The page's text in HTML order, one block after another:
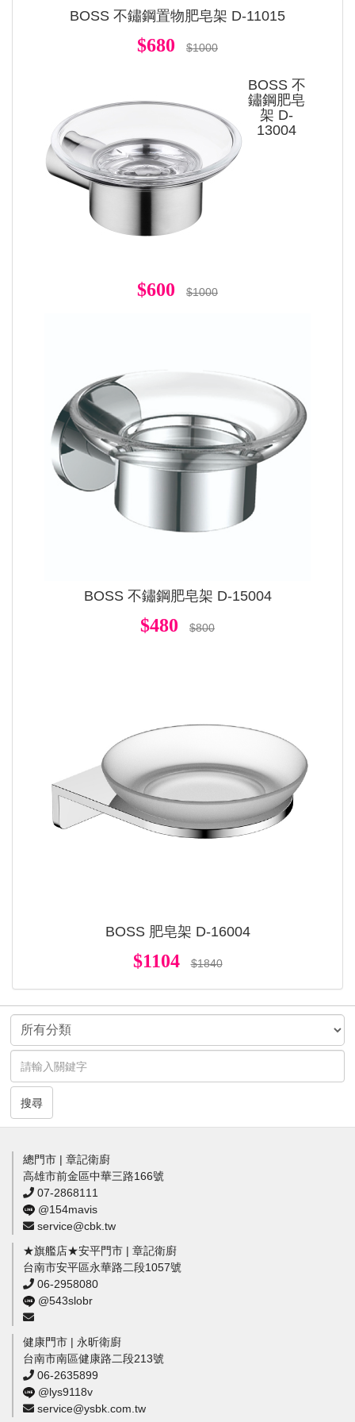
BOSS 不鏽鋼置物肥皂架 D-11015
$680 $1000
BOSS 不
鏽鋼肥皂
架 D-
13004
$600 $1000
BOSS 不鏽鋼肥皂架 D-15004
$480 $800
BOSS 肥皂架 D-16004
$1104 $1840
搜尋
總門市 | 章記衛廚
高雄市前金區中華三路166號
07-2868111
@154mavis
service@cbk.tw
★旗艦店★安平門市 | 章記衛廚
台南市安平區永華路二段1057號
06-2958080
@543slobr
健康門市 | 永昕衛廚
台南市南區健康路二段213號
06-2635899
@lys9118v
service@ysbk.com.tw